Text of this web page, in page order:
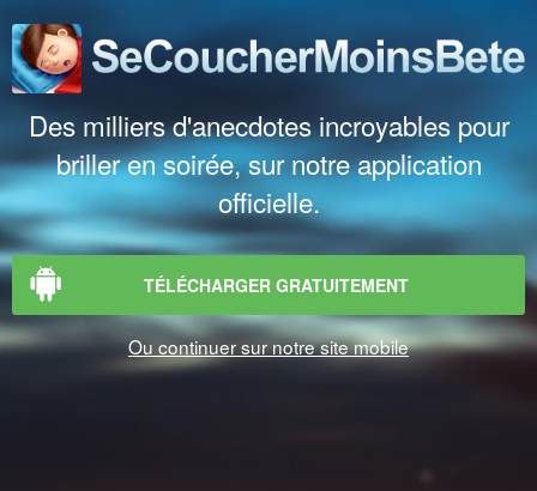
Des milliers d'anecdotes incroyables pour
briller en soirée, sur notre application
officielle.
TÉLÉCHARGER GRATUITEMENT
Ou continuer sur notre site mobile